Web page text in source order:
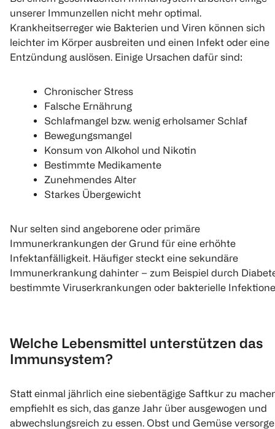
unserer Immunzellen nicht mehr optimal.
Krankheitserreger wie Bakterien und Viren können sich
leichter im Körper ausbreiten und einen Infekt oder eine
Entzündung auslösen. Einige Ursachen dafür sind:
Chronischer Stress
Falsche Ernährung
Schlafmangel bzw. wenig erholsamer Schlaf
Bewegungsmangel
Konsum von Alkohol und Nikotin
Bestimmte Medikamente
Zunehmendes Alter
Starkes Übergewicht
Nur selten sind angeborene oder primäre
Immunerkrankungen der Grund für eine erhöhte
Infektanfälligkeit. Häufiger steckt eine sekundäre
Immunerkrankung dahinter – zum Beispiel durch
bestimmte Viruserkrankungen oder bakterielle
Welche Lebensmittel unterstützen das
Immunsystem?
Statt einmal jährlich eine siebentägige Saftkur zu
empfiehlt es sich, das ganze Jahr über ausgewogen und
abwechslungsreich zu essen. Obst und Gemüse